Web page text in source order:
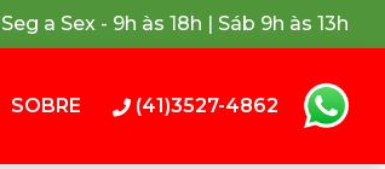
Seg a Sex - 9h às 18h | Sáb 9h às 13h
SOBRE (41)3527-4862